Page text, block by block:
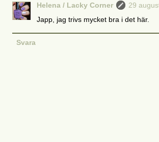
Helena / Lacky Corner
29
Japp, jag trivs mycket bra i det här.
Svara